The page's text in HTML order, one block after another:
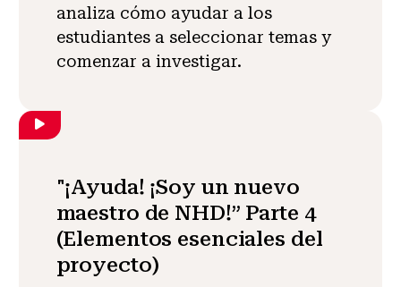
analiza cómo ayudar a los
estudiantes a seleccionar temas y
comenzar a investigar.
"¡Ayuda! ¡Soy un nuevo
maestro de NHD!” Parte 4
(Elementos esenciales del
proyecto)